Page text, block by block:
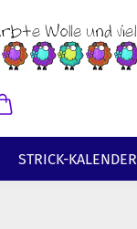
STRICK-KALENDER